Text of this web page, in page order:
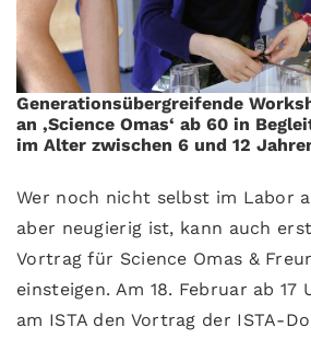
Generationsübergreifende
an ‚Science Omas‘ ab 60 in
im Alter zwischen 6 und 12
Wer noch nicht selbst im Labor
aber neugierig ist, kann auch
Vortrag für Science Omas &
einsteigen. Am 18. Februar ab 17
am ISTA den Vortrag der ISTA-